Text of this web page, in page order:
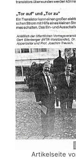
Artikelseite